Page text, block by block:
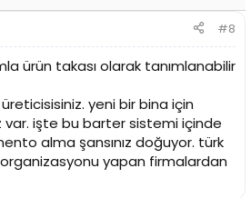
#8
ürün takası olarak tanımlanabilir
yeni bir bina için
var. işte bu barter sistemi içinde
alma şansınız doğuyor. türk
yapan firmalardan